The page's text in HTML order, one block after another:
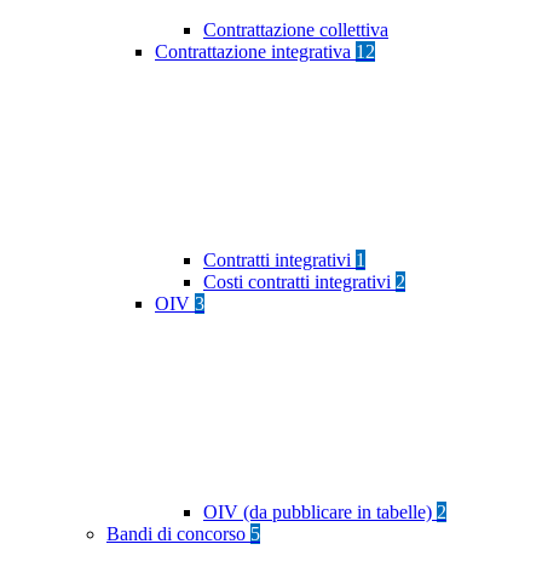
Contrattazione collettiva
Contrattazione integrativa 12
Contratti integrativi 1
Costi contratti integrativi 2
OIV 3
OIV (da pubblicare in tabelle) 2
Bandi di concorso 5